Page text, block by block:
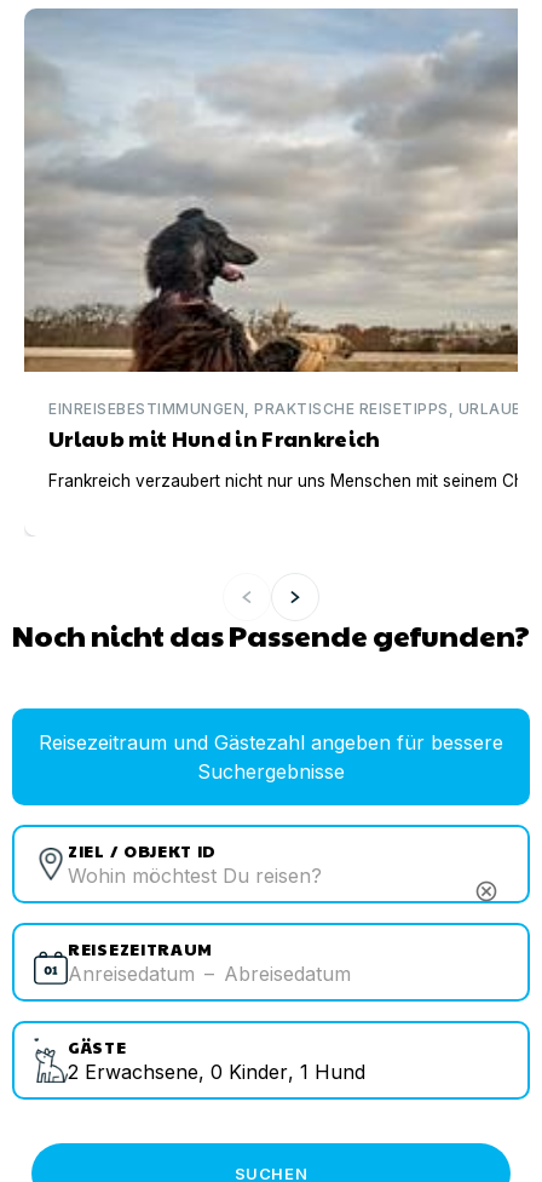
Urlaub mit Hund in Frankreich
EINREISEBESTIMMUNGEN, PRAKTISCHE REISETIPPS,
Urlaub mit Hund in Frankreich
Frankreich verzaubert nicht nur uns Menschen mit seinem
Noch nicht das Passende gefunden?
Reisezeitraum und Gästezahl angeben für bessere
Suchergebnisse
ZIEL / OBJEKT ID
cancel
REISEZEITRAUM
Anreisedatum – Abreisedatum
GÄSTE
2 Erwachsene, 0 Kinder, 1 Hund
SUCHEN